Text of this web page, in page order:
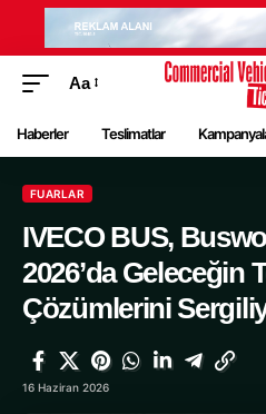
Aa
Haberler Teslimatlar
FUARLAR
IVECO BUS,
2026’da Geleceğin
Çözümlerini
16 Haziran 2026